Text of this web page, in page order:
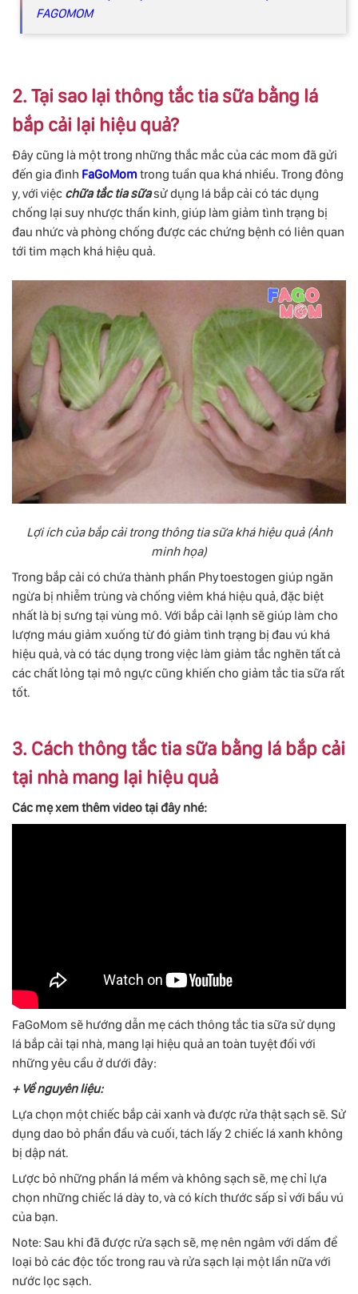
FAGOMOM
2. Tại sao lại thông tắc tia sữa bằng lá
bắp cải lại hiệu quả?
Đây cũng là một trong những thắc mắc của các mom đã gửi
đến gia đình FaGoMom trong tuần qua khá nhiều. Trong đông
y, với việc chữa tắc tia sữasử dụng lá bắp cải có tác dụng
chống lại suy nhược thần kinh, giúp làm giảm tình trạng bị
đau nhức và phòng chống được các chứng bệnh có liên quan
tới tim mạch khá hiệu quả.
Lợi ích của bắp cải trong thông tia sữa khá hiệu quả (Ảnh
minh họa)
Trong bắp cải có chứa thành phần Phytoestogen giúp ngăn
ngừa bị nhiễm trùng và chống viêm khá hiệu quả, đặc biệt
nhất là bị sưng tại vùng mô. Với bắp cải lạnh sẽ giúp làm cho
lượng máu giảm xuống từ đó giảm tình trạng bị đau vú khá
hiệu quả, và có tác dụng trong việc làm giảm tắc nghẽn tất cả
các chất lỏng tại mô ngực cũng khiến cho giảm tắc tia sữa rất
tốt.
3. Cách thông tắc tia sữa bằng lá bắp cải
tại nhà mang lại hiệu quả
Các mẹ xem thêm video tại đây nhé:
FaGoMom sẽ hướng dẫn mẹ cách thông tắc tia sữa sử dụng
lá bắp cải tại nhà, mang lại hiệu quả an toàn tuyệt đối với
những yêu cầu ở dưới đây:
+ Về nguyên liệu:
Lựa chọn một chiếc bắp cải xanh và được rửa thật sạch sẽ. Sử
dụng dao bỏ phần đầu và cuối, tách lấy 2 chiếc lá xanh không
bị dập nát.
Lược bỏ những phần lá mềm và không sạch sẽ, mẹ chỉ lựa
chọn những chiếc lá dày to, và có kích thước sấp sỉ với bầu vú
của bạn.
Note: Sau khi đã được rửa sạch sẽ, mẹ nên ngâm với dấm để
loại bỏ các độc tốc trong rau và rửa sạch lại một lần nữa với
nước lọc sạch.